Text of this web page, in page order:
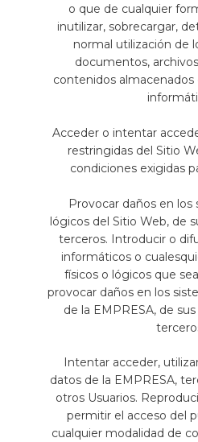
o que de cualquier
inutilizar, sobrecargar,
normal utilización de
documentos,
contenidos
Acceder o intentar
restringidas del Sitio
condiciones exigidas
Provocar daños en los
lógicos del Sitio Web, de
terceros. Introducir o
informáticos o
físicos o lógicos que
provocar daños en los
de la EMPRESA, de
Intentar acceder,
datos de la EMPRESA,
otros Usuarios.
permitir el acceso del
cualquier modalidad de